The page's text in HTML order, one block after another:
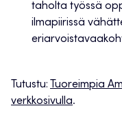
taholta työssä
ilmapiirissä
Tutustu: Tuoreimpia
verkkosivulla.